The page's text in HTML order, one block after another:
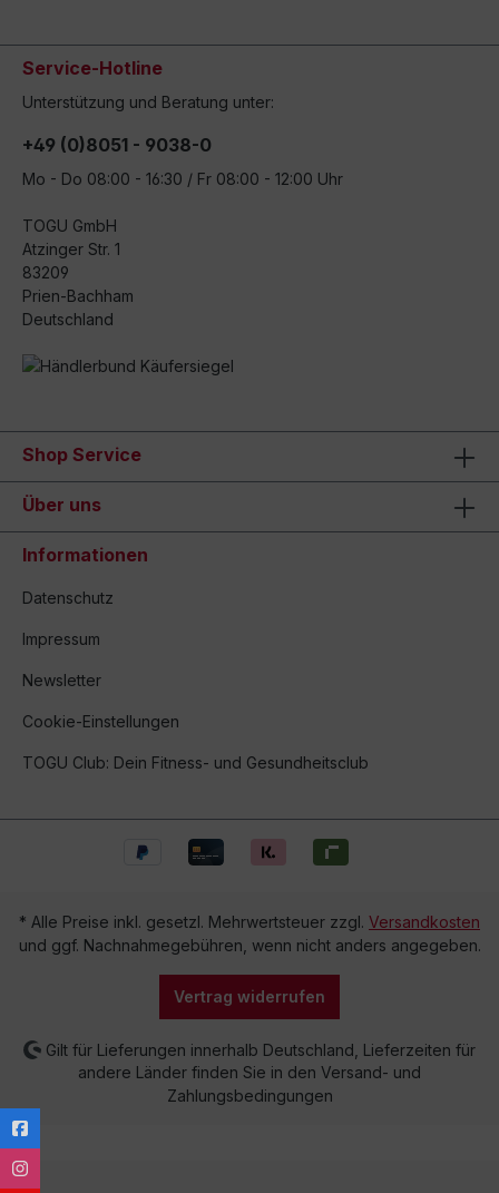
Service-Hotline
Unterstützung und Beratung unter:
+49 (0)8051 - 9038-0
Mo - Do 08:00 - 16:30 / Fr 08:00 - 12:00 Uhr
TOGU GmbH
Atzinger Str. 1
83209
Prien-Bachham
Deutschland
Shop Service
Über uns
Informationen
Datenschutz
Impressum
Newsletter
Cookie-Einstellungen
TOGU Club: Dein Fitness- und Gesundheitsclub
* Alle Preise inkl. gesetzl. Mehrwertsteuer zzgl. Versandkosten
und ggf. Nachnahmegebühren, wenn nicht anders angegeben.
Vertrag widerrufen
Gilt für Lieferungen innerhalb Deutschland, Lieferzeiten für
andere Länder finden Sie in den Versand- und
Zahlungsbedingungen